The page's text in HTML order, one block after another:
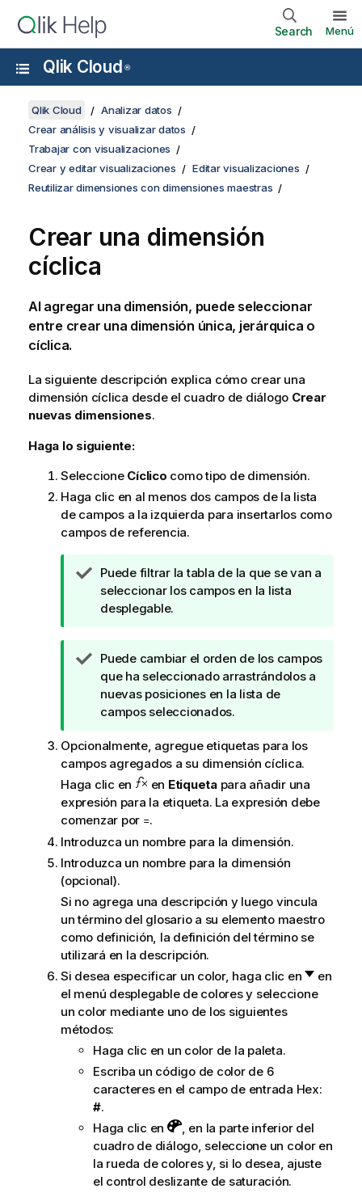
Search Menú
Qlik Cloud ®
Qlik Cloud
Analizar datos
Crear análisis y visualizar datos
Trabajar con visualizaciones
Crear y editar visualizaciones
Editar visualizaciones
Reutilizar dimensiones con dimensiones maestras
Crear una dimensión
cíclica
Al agregar una dimensión, puede seleccionar
entre crear una dimensión única, jerárquica o
cíclica.
La siguiente descripción explica cómo crear una
dimensión cíclica desde el cuadro de diálogo Crear
nuevas dimensiones.
Haga lo siguiente:
Seleccione Cíclico como tipo de dimensión.
Haga clic en al menos dos campos de la lista
de campos a la izquierda para insertarlos como
campos de referencia.
N
o
t
e
s
u
g
r
e
n
c
i
a
Puede filtrar la tabla de la que se van a
seleccionar los campos en la lista
desplegable.
N
o
t
a
e
s
u
g
e
r
n
c
i
a
Puede cambiar el orden de los campos
que ha seleccionado arrastrándolos a
nuevas posiciones en la lista de
campos seleccionados.
Opcionalmente, agregue etiquetas para los
campos agregados a su dimensión cíclica.
Haga clic en
en Etiquetapara añadir una
expresión para la etiqueta. La expresión debe
comenzar por =.
Introduzca un nombre para la dimensión.
Introduzca un nombre para la dimensión
(opcional).
Si no agrega una descripción y luego vincula
un término del glosario a su elemento maestro
como definición, la definición del término se
utilizará en la descripción.
Si desea especificar un color, haga clic en
en
el menú desplegable de colores y seleccione
un color mediante uno de los siguientes
métodos:
Haga clic en un color de la paleta.
Escriba un código de color de 6
caracteres en el campo de entrada Hex:
#.
Haga clic en
, en la parte inferior del
cuadro de diálogo, seleccione un color en
la rueda de colores y, si lo desea, ajuste
el control deslizante de saturación.